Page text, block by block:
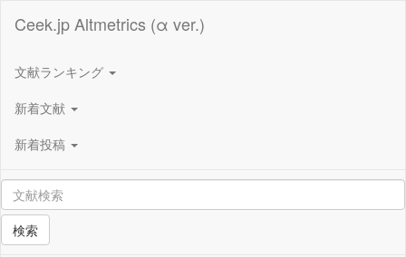
Ceek.jp Altmetrics (α ver.)
文献ランキング
新着文献
新着投稿
検索